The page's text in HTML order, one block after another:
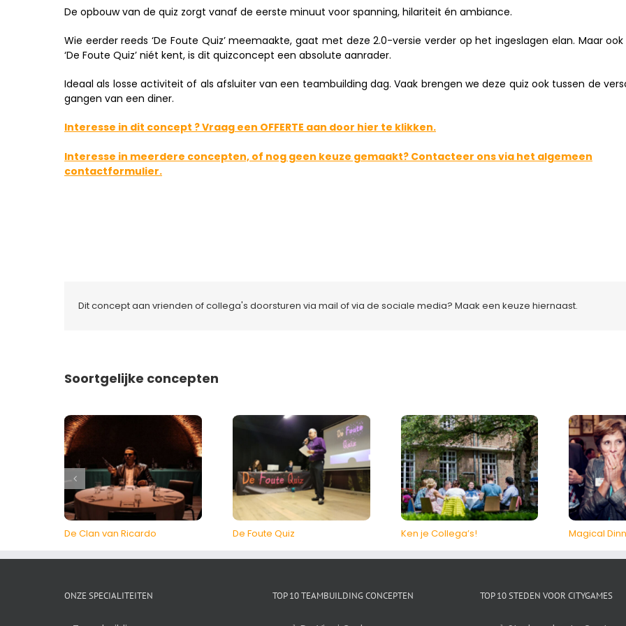
De opbouw van de quiz zorgt vanaf de eerste minuut voor spanning, hilariteit én ambiance.
Wie eerder reeds ‘De Foute Quiz’ meemaakte, gaat met deze 2.0-versie verder op het ingeslagen elan. Maar
‘De Foute Quiz’ niét kent, is dit quizconcept een absolute aanrader.
Ideaal als losse activiteit of als afsluiter van een teambuilding dag. Vaak brengen we deze quiz ook tussen de
gangen van een diner.
Interesse in dit concept ? Vraag een OFFERTE aan door hier te klikken.
Interesse in meerdere concepten, of nog geen keuze gemaakt? Contacteer ons via het algemeen
contactformulier.
Dit concept aan vrienden of collega's doorsturen via mail of via de sociale media? Maak een keuze hiernaast.
Soortgelijke concepten
De Clan van Ricardo De Foute Quiz Ken je Collega’s! Magical
ONZE SPECIALITEITEN TOP 10 TEAMBUILDING CONCEPTEN TOP 10 STEDEN VOOR CITYGAMES